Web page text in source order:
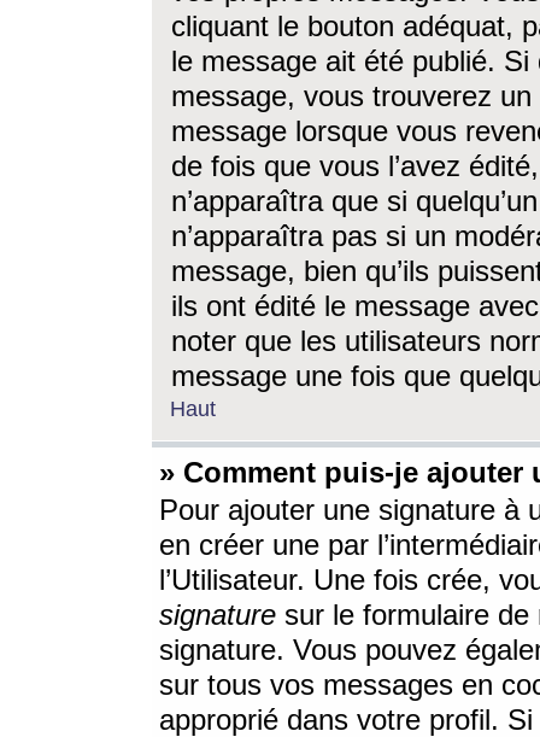
cliquant le bouton adéquat,
le message ait été publié. Si
message, vous trouverez
message lorsque vous
de fois que vous l’avez
n’apparaîtra que si
n’apparaîtra pas si un
message, bien qu’ils
ils ont édité le message
noter que les utilisateurs
message une fois que
Haut
» Comment puis-je ajouter
Pour ajouter une signature à
en créer une par
l’Utilisateur. Une fois crée,
signature sur le formulaire de
signature. Vous pouvez
sur tous vos messages en
approprié dans votre profil.